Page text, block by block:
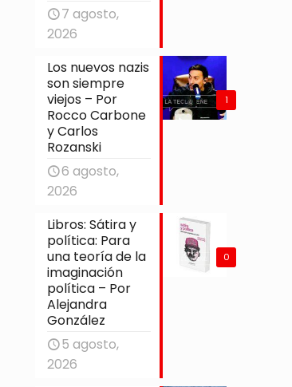
7 agosto,
2026
1
Los nuevos nazis
son siempre
viejos – Por
Rocco Carbone
y Carlos
Rozanski
6 agosto,
2026
0
Libros: Sátira y
política: Para
una teoría de la
imaginación
política – Por
Alejandra
González
5 agosto,
2026